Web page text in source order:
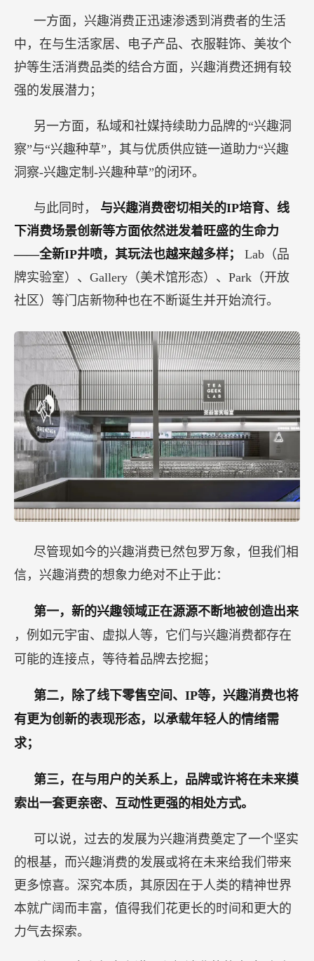
一方面，兴趣消费正迅速渗透到消费者的生活
中，在与生活家居、电子产品、衣服鞋饰、美妆个
护等生活消费品类的结合方面，兴趣消费还拥有较
强的发展潜力；
另一方面，私域和社媒持续助力品牌的“兴趣洞
察”与“兴趣种草”，其与优质供应链一道助力“兴趣
洞察-兴趣定制-兴趣种草”的闭环。
与此同时， 与兴趣消费密切相关的IP培育、线
下消费场景创新等方面依然迸发着旺盛的生命力
——全新IP井喷，其玩法也越来越多样； Lab（品
牌实验室）、Gallery（美术馆形态）、Park（开放
社区）等门店新物种也在不断诞生并开始流行。
尽管现如今的兴趣消费已然包罗万象，但我们相
信，兴趣消费的想象力绝对不止于此：
第一，新的兴趣领域正在源源不断地被创造出来
，例如元宇宙、虚拟人等，它们与兴趣消费都存在
可能的连接点，等待着品牌去挖掘；
第二，除了线下零售空间、IP等，兴趣消费也将
有更为创新的表现形态，以承载年轻人的情绪需
求；
第三，在与用户的关系上，品牌或许将在未来摸
索出一套更亲密、互动性更强的相处方式。
可以说，过去的发展为兴趣消费奠定了一个坚实
的根基，而兴趣消费的发展或将在未来给我们带来
更多惊喜。深究本质，其原因在于人类的精神世界
本就广阔而丰富，值得我们花更长的时间和更大的
力气去探索。